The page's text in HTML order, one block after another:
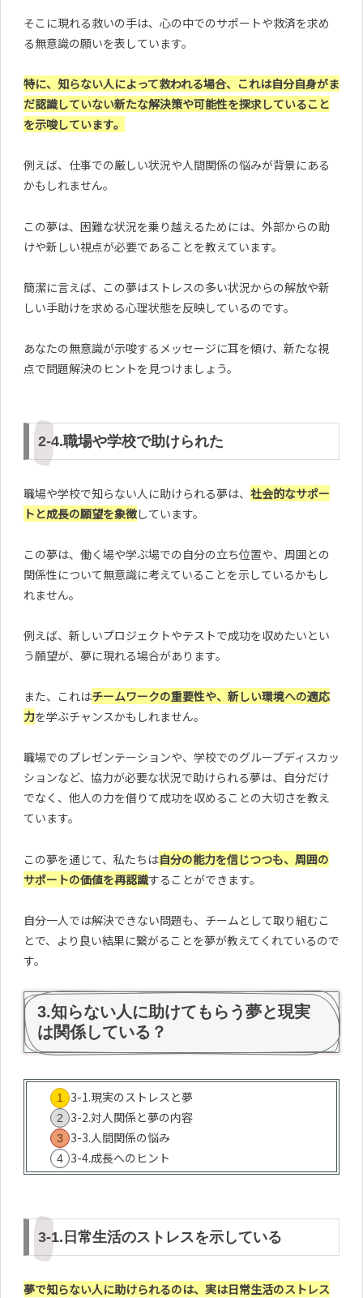
そこに現れる救いの手は、心の中でのサポートや救済を求め
る無意識の願いを表しています。
特に、知らない人によって救われる場合、これは自分自身がま
だ認識していない新たな解決策や可能性を探求していること
を示唆しています。
例えば、仕事での厳しい状況や人間関係の悩みが背景にある
かもしれません。
この夢は、困難な状況を乗り越えるためには、外部からの助
けや新しい視点が必要であることを教えています。
簡潔に言えば、この夢はストレスの多い状況からの解放や新
しい手助けを求める心理状態を反映しているのです。
あなたの無意識が示唆するメッセージに耳を傾け、新たな視
点で問題解決のヒントを見つけましょう。
2-4.職場や学校で助けられた
職場や学校で知らない人に助けられる夢は、 社会的なサポー
トと成長の願望を象徴しています。
この夢は、働く場や学ぶ場での自分の立ち位置や、周囲との
関係性について無意識に考えていることを示しているかもし
れません。
例えば、新しいプロジェクトやテストで成功を収めたいとい
う願望が、夢に現れる場合があります。
また、これはチームワークの重要性や、新しい環境への適応
力を学ぶチャンスかもしれません。
職場でのプレゼンテーションや、学校でのグループディスカッ
ションなど、協力が必要な状況で助けられる夢は、自分だけ
でなく、他人の力を借りて成功を収めることの大切さを教え
ています。
この夢を通じて、私たちは自分の能力を信じつつも、周囲の
サポートの価値を再認識することができます。
自分一人では解決できない問題も、チームとして取り組むこ
とで、より良い結果に繋がることを夢が教えてくれているので
す。
3.知らない人に助けてもらう夢と現実
は関係している？
3-1.現実のストレスと夢
3-2.対人関係と夢の内容
3-3.人間関係の悩み
3-4.成長へのヒント
3-1.日常生活のストレスを示している
夢で知らない人に助けられるのは、実は日常生活のストレス